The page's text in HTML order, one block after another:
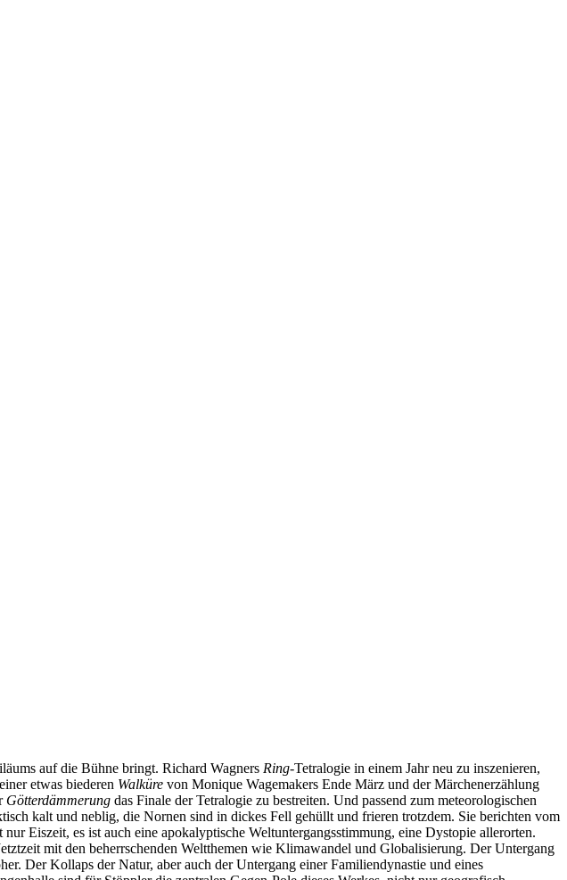
auf die Bühne bringt. Richard Wagners Ring-Tetralogie in einem Jahr neu zu inszenieren,
etwas biederen Walküre von Monique Wagemakers Ende März und der Märchenerzählung
Götterdämmerung das Finale der Tetralogie zu bestreiten. Und passend zum meteorologischen
kalt und neblig, die Nornen sind in dickes Fell gehüllt und frieren trotzdem. Sie berichten vom
Eiszeit, es ist auch eine apokalyptische Weltuntergangsstimmung, eine Dystopie allerorten.
mit den beherrschenden Weltthemen wie Klimawandel und Globalisierung. Der Untergang
Der Kollaps der Natur, aber auch der Untergang einer Familiendynastie und eines